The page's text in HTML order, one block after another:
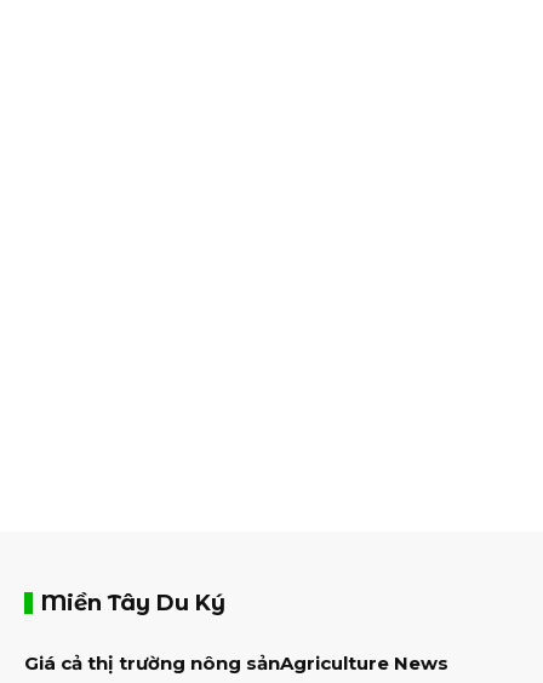
Miền Tây Du Ký
Giá cả thị trường nông sảnAgriculture News